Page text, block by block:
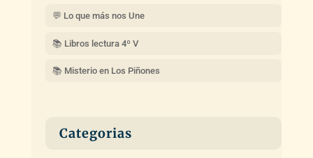
💬 Lo que más nos Une
📚 Libros lectura 4º V
📚 Misterio en Los Piñones
Categorias